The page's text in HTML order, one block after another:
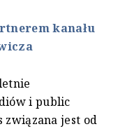
kanału
i public
związana jest od